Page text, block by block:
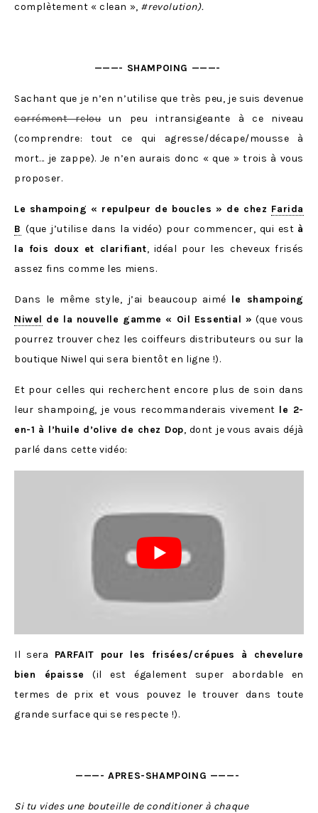
complètement « clean », #revolution).
———- SHAMPOING ———-
Sachant que je n’en n’utilise que très peu, je suis devenue
carrément relouun peu intransigeante à ce niveau
(comprendre: tout ce qui agresse/décape/mousse à
mort… je zappe). Je n’en aurais donc « que » trois à vous
proposer.
Le shampoing « repulpeur de boucles » de chez Farida
B (que j’utilise dans la vidéo) pour commencer, qui est à
la fois doux et clarifiant, idéal pour les cheveux frisés
assez fins comme les miens.
Dans le même style, j’ai beaucoup aimé le shampoing
Niwel de la nouvelle gamme « Oil Essential » (que vous
pourrez trouver chez les coiffeurs distributeurs ou sur la
boutique Niwel qui sera bientôt en ligne !).
Et pour celles qui recherchent encore plus de soin dans
leur shampoing, je vous recommanderais vivement le 2-
en-1 à l’huile d’olive de chez Dop, dont je vous avais déjà
parlé dans cette vidéo:
Il sera PARFAIT pour les frisées/crépues à chevelure
bien épaisse
(il est également super abordable en
termes de prix et vous pouvez le trouver dans toute
grande surface qui se respecte !).
———- APRES-SHAMPOING ———-
Si tu vides une bouteille de conditioner à chaque